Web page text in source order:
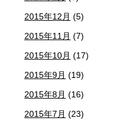
2015年12月 (5)
2015年11月 (7)
2015年10月 (17)
2015年9月 (19)
2015年8月 (16)
2015年7月 (23)